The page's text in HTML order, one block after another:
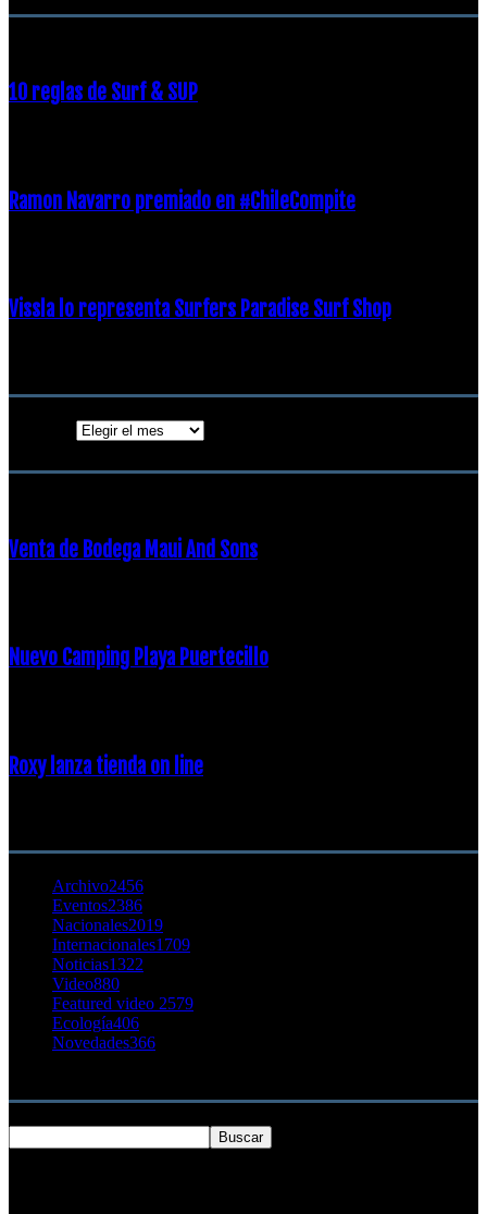
10 reglas de Surf & SUP
Ramon Navarro premiado en #ChileCompite
Vissla lo representa Surfers Paradise Surf Shop
Venta de Bodega Maui And Sons
Nuevo Camping Playa Puertecillo
Roxy lanza tienda on line
Archivo2456
Eventos2386
Nacionales2019
Internacionales1709
Noticias1322
Video880
Featured video 2579
Ecología406
Novedades366